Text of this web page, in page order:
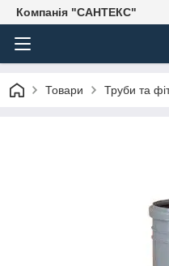
Компанія "САНТЕКС"
Товари Труби та